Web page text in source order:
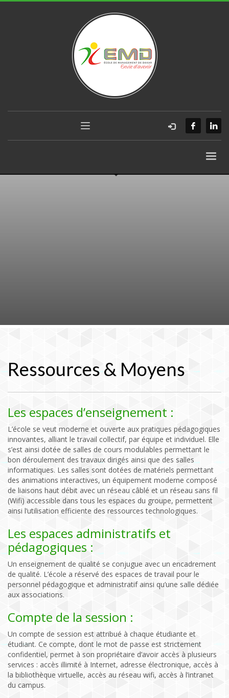
Ressources & Moyens
Les espaces d’enseignement :
L’école se veut moderne et ouverte aux pratiques pédagogiques
innovantes, alliant le travail collectif, par équipe et individuel. Elle
s’est ainsi dotée de salles de cours modulables permettant le
bon déroulement des travaux dirigés ainsi que des salles
informatiques. Les salles sont dotées de matériels permettant
des animations interactives, un équipement moderne composé
de liaisons haut débit avec un réseau câblé et un réseau sans fil
(Wifi) accessible dans tous les espaces du groupe, permettent
ainsi l’utilisation efficiente des ressources technologiques.
Les espaces administratifs et
pédagogiques :
Un enseignement de qualité se conjugue avec un encadrement
de qualité. L’école a réservé des espaces de travail pour le
personnel pédagogique et administratif ainsi qu’une salle dédiée
aux associations.
Compte de la session :
Un compte de session est attribué à chaque étudiante et
étudiant. Ce compte, dont le mot de passe est strictement
confidentiel, permet à son propriétaire d’avoir accès à plusieurs
services : accès illimité à Internet, adresse électronique, accès à
la bibliothèque virtuelle, accès au réseau wifi, accès à l’intranet
du campus.